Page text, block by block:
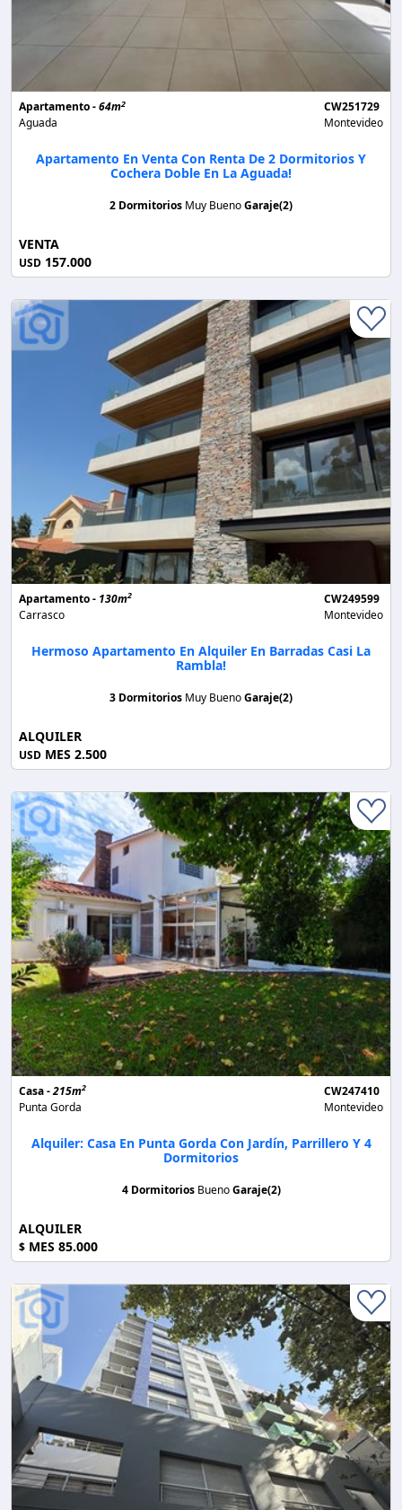
Apartamento -64m2
Aguada
CW251729
Montevideo
Apartamento En Venta Con Renta De 2 Dormitorios Y
Cochera Doble En La Aguada!
2 Dormitorios Muy BuenoGaraje(2)
VENTA
USD 157.000
Apartamento - 130m2
Carrasco
CW249599
Montevideo
Hermoso Apartamento En Alquiler En Barradas Casi La
Rambla!
3 Dormitorios Muy BuenoGaraje(2)
ALQUILER
USD MES 2.500
Casa -215m2
Punta Gorda
CW247410
Montevideo
Alquiler: Casa En Punta Gorda Con Jardín, Parrillero Y 4
Dormitorios
4 Dormitorios BuenoGaraje(2)
ALQUILER
$ MES 85.000